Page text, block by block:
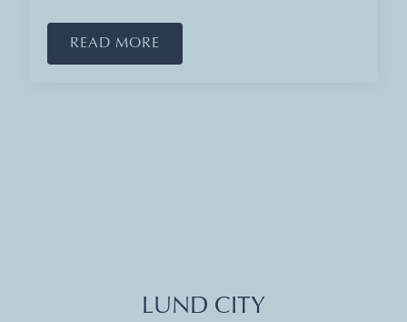
READ MORE
LUND CITY